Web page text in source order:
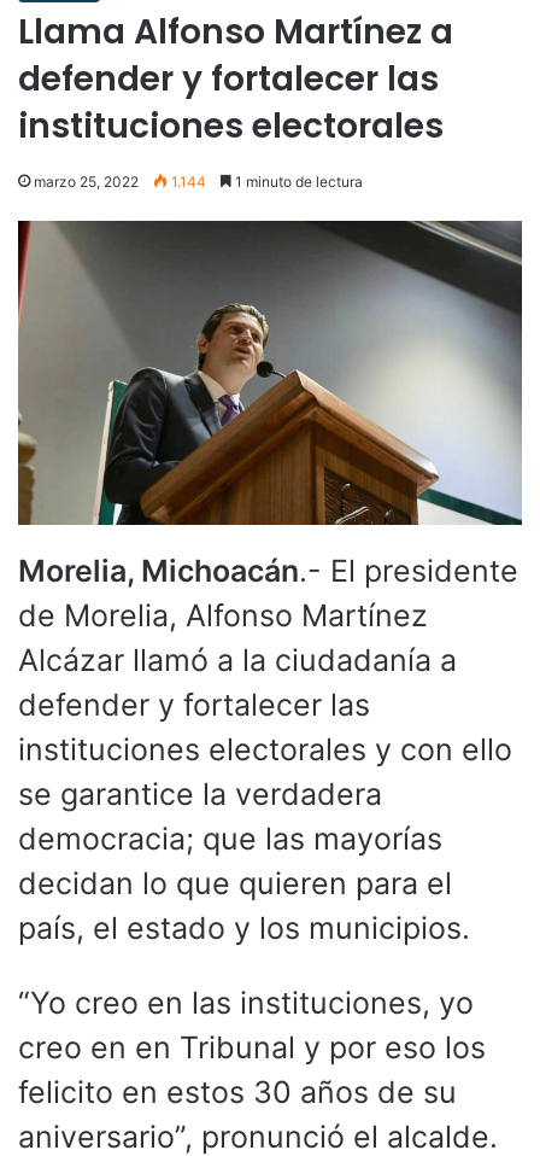
Llama Alfonso Martínez a
defender y fortalecer las
instituciones electorales
marzo 25, 2022 1.144 1 minuto de lectura
Morelia, Michoacán.- El presidente
de Morelia, Alfonso Martínez
Alcázar llamó a la ciudadanía a
defender y fortalecer las
instituciones electorales y con ello
se garantice la verdadera
democracia; que las mayorías
decidan lo que quieren para el
país, el estado y los municipios.
“Yo creo en las instituciones, yo
creo en en Tribunal y por eso los
felicito en estos 30 años de su
aniversario”, pronunció el alcalde.